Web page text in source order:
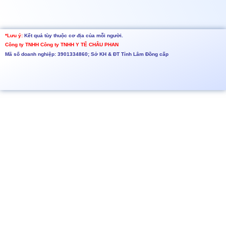
*Lưu ý: Kết quả tùy thuộc cơ địa của mỗi người.
Công ty TNHH Công ty TNHH Y TẾ CHÂU PHAN
Mã số doanh nghiệp: 3901334860; Sở KH & ĐT Tỉnh Lâm Đồng cấp